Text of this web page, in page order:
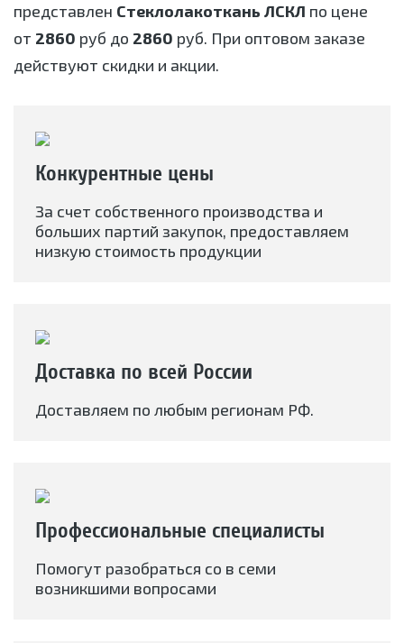
представлен Стеклолакоткань ЛСКЛ по цене
от 2860 руб до 2860 руб. При оптовом заказе
действуют скидки и акции.
Конкурентные цены
За счет собственного производства и
больших партий закупок, предоставляем
низкую стоимость продукции
Доставка по всей России
Доставляем по любым регионам РФ.
Профессиональные специалисты
Помогут разобраться со в семи
возникшими вопросами